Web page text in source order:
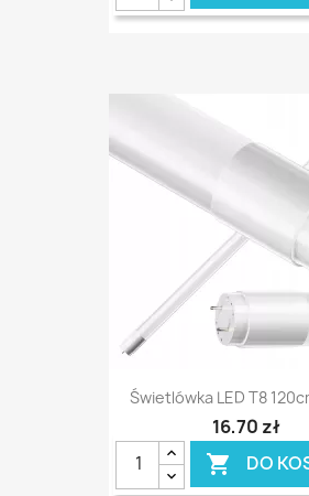
Świetlówka LED T8
16,70 zł
 DO